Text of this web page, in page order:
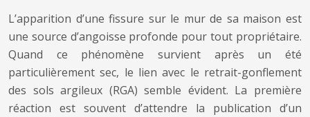
L’apparition d’une fissure sur le mur de sa maison est
une source d’angoisse profonde pour tout propriétaire.
Quand ce phénomène survient après un été
particulièrement sec, le lien avec le retrait-gonflement
des sols argileux (RGA) semble évident. La première
réaction est souvent d’attendre la publication d’un